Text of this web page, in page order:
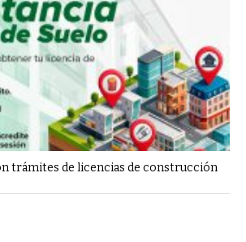
trámites de licencias de construcción